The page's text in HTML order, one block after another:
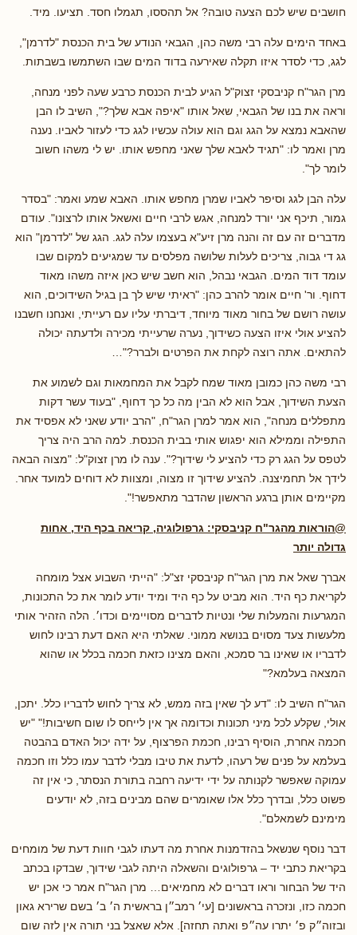
חושבים שיש לכם הצעה טובה? אל תהססו, תגמלו חסד. תציעו. מיד.
באחד הימים עלה רבי משה כהן, הגבאי הנודע של בית הכנסת "לדרמן",
לגג, כדי לסדר איזו תקלה שאירעה בדוד המים שבו השתמשו בשבתות.
מרן הגר"ח קניבסקי זצוק"ל הגיע לבית הכנסת כרבע שעה לפני מנחה,
וראה את בנו של הגבאי, שאל אותו "איפה אבא שלך?", השיב לו הבן
שהאבא נמצא על הגג וגם הוא עולה עכשיו לגג כדי לעזור לאביו. נענה
מרן ואמר לו: "תגיד לאבא שלך שאני מחפש אותו. יש לי משהו חשוב
לומר לך".
עלה הבן לגג וסיפר לאביו שמרן מחפש אותו. האבא שמע ואמר: "בסדר
גמור, תיכף אני יורד למנחה, אגש לרבי חיים ואשאל אותו לרצונו". עודם
מדברים זה עם זה והנה מרן זיע"א בעצמו עלה לגג. הגג של "לדרמן" הוא
גג די גבוה, צריכים לעלות שלושה מפלסים עד שמגיעים למקום שבו
עומד דוד המים. הגבאי נבהל, הוא חשב שיש כאן איזה משהו מאוד
דחוף. ור' חיים אומר להרב כהן: "ראיתי שיש לך בן בגיל השידוכים, הוא
עושה רושם של בחור מאוד מיוחד, דיברתי עליו עם רעייתי, ואנחנו חשבנו
להציע אולי איזו הצעה כשידוך, נערה שרעייתי מכירה ולדעתה יכולה
להתאים. אתה רוצה לקחת את הפרטים ולברר?"…
רבי משה כהן כמובן מאוד שמח לקבל את המחמאות וגם לשמוע את
הצעת השידוך, אבל הוא לא הבין מה כל כך דחוף, "בעוד עשר דקות
מתפללים מנחה", הוא אמר למרן הגר"ח, "הרב יודע שאני לא אפסיד את
התפילה וממילא הוא יפגוש אותי בבית הכנסת. למה הרב היה צריך
לטפס על הגג רק כדי להציע לי שידוך?". ענה לו מרן זצוק"ל: "מצוה הבאה
לידך אל תחמיצנה. להציע שידוך זו מצוה, ומצוות לא דוחים למועד אחר.
מקיימים אותן ברגע הראשון שהדבר מתאפשר!".
@הוראות מהגר"ח קניבסקי: גרפולוגיה, קריאה בכף היד, אחות
גדולה יותר
אברך שאל את מרן הגר"ח קניבסקי זצ"ל: "הייתי השבוע אצל מומחה
לקריאת כף היד. הוא מביט על כף היד ומיד יודע לומר את כל התכונות,
המגרעות והמעלות שלי ונטיות לדברים מסויימים וכדו׳. הלה הזהיר אותי
מלעשות צעד מסוים בנושא ממוני. שאלתי היא האם דעת רבינו לחוש
לדבריו או שאינו בר סמכא, והאם מצינו כזאת חכמה בכלל או שהוא
המצאה בעלמא?"
הגר"ח השיב לו: "דע לך שאין בזה ממש, לא צריך לחוש לדבריו כלל. יתכן,
אולי, שקלע לכל מיני תכונות וכדומה אך אין לייחס לו שום חשיבות!" "יש
חכמה אחרת, הוסיף רבינו, חכמת הפרצוף, על ידה יכול האדם בהבטה
בעלמא על פנים של רעהו, לדעת את טיבו מבלי לדבר עמו כלל וזו חכמה
עמוקה שאפשר לקנותה על ידי ידיעה רחבה בתורת הנסתר, כי אין זה
פשוט כלל, ובדרך כלל אלו שאומרים שהם מבינים בזה, לא יודעים
מימינם לשמאלם".
דבר נוסף שנשאל בהזדמנות אחרת מה דעתו לגבי חוות דעת של מומחים
בקריאת כתבי יד – גרפולוגים והשאלה היתה לגבי שידוך, שבדקו בכתב
היד של הבחור וראו דברים לא מחמיאים… מרן הגר"ח אמר כי אכן יש
חכמה כזו, ונזכרה בראשונים [עי׳ רמב״ן בראשית ה׳ ב׳ בשם שרירא גאון
ובזוה״ק פ׳ יתרו עה״פ ואתה תחזה]. אלא שאצל בני תורה אין לזה שום